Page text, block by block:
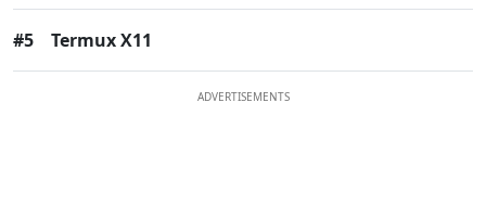
#5 Termux X11
ADVERTISEMENTS